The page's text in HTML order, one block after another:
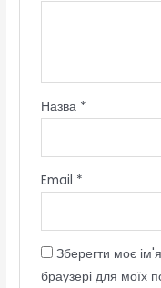
Назва *
Email *
Зберегти моє
браузері для моїх